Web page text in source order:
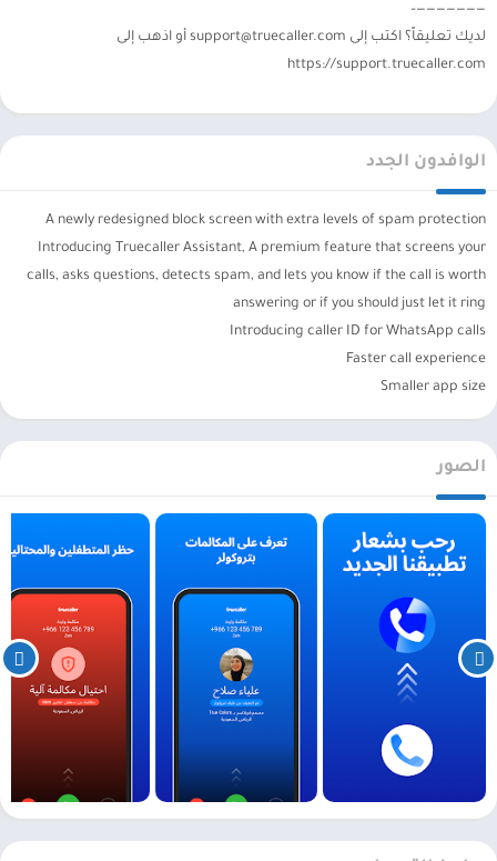
———————–
لديك تعليقاً؟ اكتب إلى support@truecaller.com أو اذهب إلى
https://support.truecaller.com
الوافدون الجدد
A newly redesigned block screen with extra levels of spam protection
Introducing Truecaller Assistant, A premium feature that screens your
calls, asks questions, detects spam, and lets you know if the call is worth
answering or if you should just let it ring
Introducing caller ID for WhatsApp calls
Faster call experience
Smaller app size
الصور